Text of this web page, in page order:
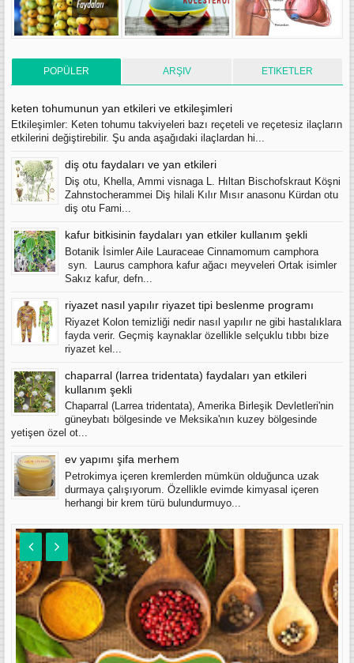
POPÜLER ARŞIV ETIKETLER
keten tohumunun yan etkileri ve etkileşimleri
Etkileşimler: Keten tohumu takviyeleri bazı reçeteli ve reçetesiz ilaçların
etkilerini değiştirebilir. Şu anda aşağıdaki ilaçlardan hi...
diş otu faydaları ve yan etkileri
Diş otu, Khella, Ammi visnaga L. Hıltan Bischofskraut Köşni
Zahnstocherammei Diş hilali Kılır Mısır anasonu Kürdan otu
diş otu Fami...
kafur bitkisinin faydaları yan etkiler kullanım şekli
Botanik İsimler Aile Lauraceae Cinnamomum camphora
syn. Laurus camphora kafur ağacı meyveleri Ortak isimler
Sakız kafur, defn...
riyazet nasıl yapılır riyazet tipi beslenme programı
Riyazet Kolon temizliği nedir nasıl yapılır ne gibi hastalıklara
fayda verir. Geçmiş kaynaklar özellikle selçuklu tıbbı bize
riyazet kel...
chaparral (larrea tridentata) faydaları yan etkileri
kullanım şekli
Chaparral (Larrea tridentata), Amerika Birleşik Devletleri'nin
güneybatı bölgesinde ve Meksika'nın kuzey bölgesinde
yetişen özel ot...
ev yapımı şifa merhem
Petrokimya içeren kremlerden mümkün olduğunca uzak
durmaya çalışıyorum. Özellikle evimde kimyasal içeren
herhangi bir krem türü bulundurmuyo...